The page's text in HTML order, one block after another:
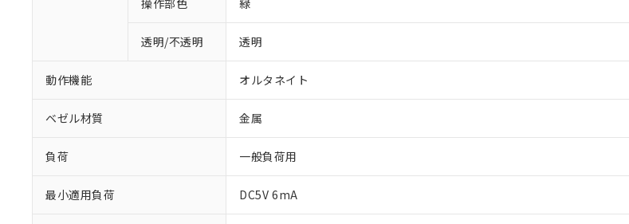
操作部色 緑
透明/不透明 透明
動作機能 オルタネイト
ベゼル材質 金属
負荷 一般負荷用
最小適用負荷 DC5V 6mA